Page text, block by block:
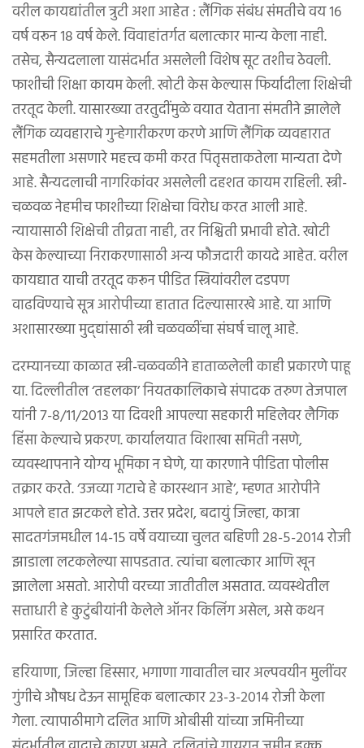
वरील कायद्यांतील त्रुटी अशा आहेत : लैंगिक संबंध संमतीचे वय १६
वर्ष वरून १८ वर्ष केले. विवाहांतर्गत बलात्कार मान्य केला नाही.
तसेच, सैन्यदलाला यासंदर्भात असलेली विशेष सूट तशीच ठेवली.
फाशीची शिक्षा कायम केली. खोटी केस केल्यास फिर्यादीला शिक्षेची
तरतूद केली. यासारख्या तरतुदींमुळे वयात येताना संमतीने झालेले
लैंगिक व्यवहाराचे गुन्हेगारीकरण करणे आणि लैंगिक व्यवहारात
सहमतीला असणारे महत्त्व कमी करत पितृसत्ताकतेला मान्यता देणे
आहे. सैन्यदलाची नागरिकांवर असलेली दहशत कायम राहिली. स्त्री-
चळवळ नेहमीच फाशीच्या शिक्षेचा विरोध करत आली आहे.
न्यायासाठी शिक्षेची तीव्रता नाही, तर निश्चिती प्रभावी होते. खोटी
केस केल्याच्या निराकरणासाठी अन्य फौजदारी कायदे आहेत. वरील
कायद्यात याची तरतूद करून पीडित स्त्रियांवरील दडपण
वाढविण्याचे सूत्र आरोपीच्या हातात दिल्यासारखे आहे. या आणि
अशासारख्या मुद्द्यांसाठी स्त्री चळवळींचा संघर्ष चालू आहे.
दरम्यानच्या काळात स्त्री-चळवळीने हाताळलेली काही प्रकारणे पाहू
या. दिल्लीतील ‘तहलका’ नियतकालिकाचे संपादक तरुण तेजपाल
यांनी ७-८/११/२०१३ या दिवशी आपल्या सहकारी महिलेवर लैगिक
हिंसा केल्याचे प्रकरण. कार्यालयात विशाखा समिती नसणे,
व्यवस्थापनाने योग्य भूमिका न घेणे, या कारणाने पीडिता पोलीस
तक्रार करते. ‘उजव्या गटाचे हे कारस्थान आहे’, म्हणत आरोपीने
आपले हात झटकले होते. उत्तर प्रदेश, बदायुं जिल्हा, कात्रा
सादतगंजमधील १४-१५ वर्षे वयाच्या चुलत बहिणी २८-५-२०१४ रोजी
झाडाला लटकलेल्या सापडतात. त्यांचा बलात्कार आणि खून
झालेला असतो. आरोपी वरच्या जातीतील असतात. व्यवस्थेतील
सत्ताधारी हे कुटुंबीयांनी केलेले ऑनर किलिंग असेल, असे कथन
प्रसारित करतात.
हरियाणा, जिल्हा हिस्सार, भगाणा गावातील चार अल्पवयीन मुलींवर
गुंगीचे औषध देऊन सामूहिक बलात्कार २३-३-२०१४ रोजी केला
गेला. त्यापाठीमागे दलित आणि ओबीसी यांच्या जमिनीच्या